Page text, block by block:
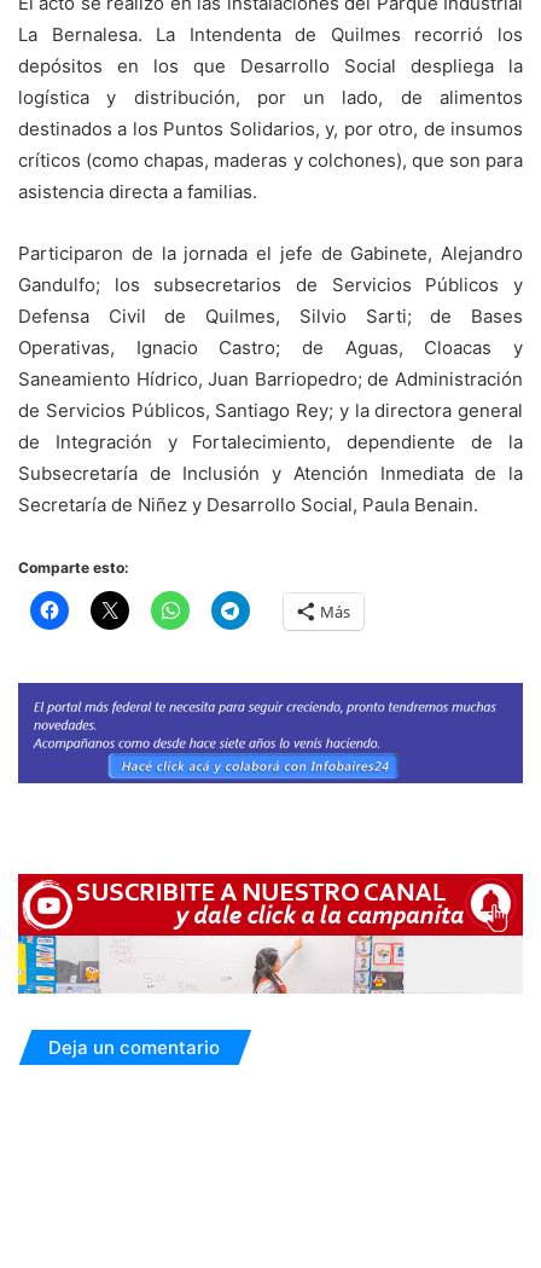
La Bernalesa. La Intendenta de Quilmes recorrió los
depósitos en los que Desarrollo Social despliega la
logística y distribución, por un lado, de alimentos
destinados a los Puntos Solidarios, y, por otro, de insumos
críticos (como chapas, maderas y colchones), que son para
asistencia directa a familias.
Participaron de la jornada el jefe de Gabinete, Alejandro
Gandulfo; los subsecretarios de Servicios Públicos y
Defensa Civil de Quilmes, Silvio Sarti; de Bases
Operativas, Ignacio Castro; de Aguas, Cloacas y
Saneamiento Hídrico, Juan Barriopedro; de Administración
de Servicios Públicos, Santiago Rey; y la directora general
de Integración y Fortalecimiento, dependiente de la
Subsecretaría de Inclusión y Atención Inmediata de la
Secretaría de Niñez y Desarrollo Social, Paula Benain.
Comparte esto:
Más
Deja un comentario